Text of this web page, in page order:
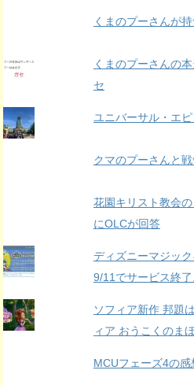
くまのプーさんが
くまのプーさんの
セ
ユニバーサル・エ
クマのプーさんと
花園キリスト教会
にOLCが回答
ディズニーマジッ
9/11でサービス終了
ソフィア新作 邦題
ィア おうこくのまほ
MCUフェーズ4の